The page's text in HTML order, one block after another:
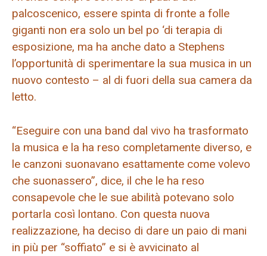
palcoscenico, essere spinta di fronte a folle
giganti non era solo un bel po ‘di terapia di
esposizione, ma ha anche dato a Stephens
l’opportunità di sperimentare la sua musica in un
nuovo contesto – al di fuori della sua camera da
letto.
“Eseguire con una band dal vivo ha trasformato
la musica e la ha reso completamente diverso, e
le canzoni suonavano esattamente come volevo
che suonassero”, dice, il che le ha reso
consapevole che le sue abilità potevano solo
portarla così lontano. Con questa nuova
realizzazione, ha deciso di dare un paio di mani
in più per “soffiato” e si è avvicinato al